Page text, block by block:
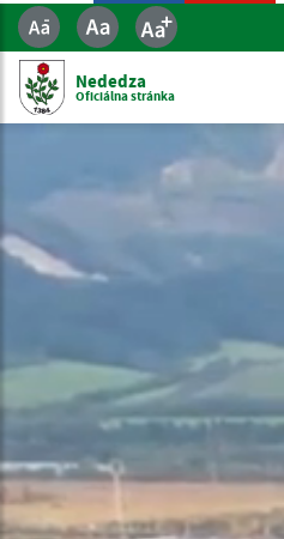
Nededza
Oficiálna stránka